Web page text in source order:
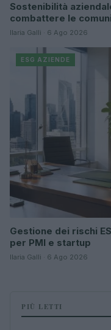
Sostenibilità
combattere le
Ilaria Galli · 6 Ago 2026
ESG AZIENDE
Gestione dei rischi
per PMI e startup
Ilaria Galli · 6 Ago 2026
PIÙ LETTI